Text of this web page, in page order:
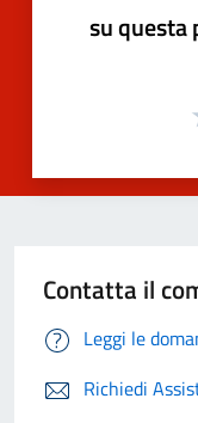
su questa
Contatta il
Leggi le
Richiedi